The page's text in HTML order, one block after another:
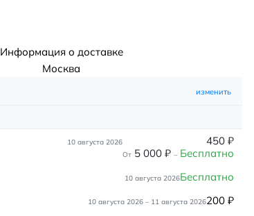
Информация о доставке
Москва
изменить
10 августа 2026 450 ₽
От 5 000 ₽ – Бесплатно
10 августа 2026Бесплатно
10 августа 2026 – 11 августа 2026200 ₽